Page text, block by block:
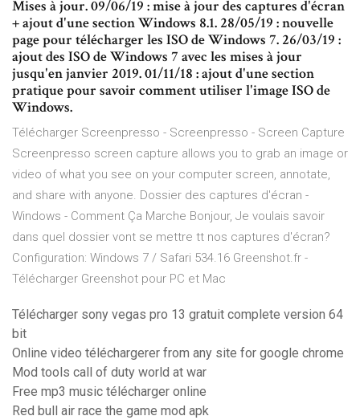
Mises à jour. 09/06/19 : mise à jour des captures d'écran
+ ajout d'une section Windows 8.1. 28/05/19 : nouvelle
page pour télécharger les ISO de Windows 7. 26/03/19 :
ajout des ISO de Windows 7 avec les mises à jour
jusqu'en janvier 2019. 01/11/18 : ajout d'une section
pratique pour savoir comment utiliser l'image ISO de
Windows.
Télécharger Screenpresso - Screenpresso - Screen Capture
Screenpresso screen capture allows you to grab an image or
video of what you see on your computer screen, annotate,
and share with anyone. Dossier des captures d'écran -
Windows - Comment Ça Marche Bonjour, Je voulais savoir
dans quel dossier vont se mettre tt nos captures d'écran?
Configuration: Windows 7 / Safari 534.16 Greenshot.fr -
Télécharger Greenshot pour PC et Mac
Télécharger sony vegas pro 13 gratuit complete version 64
bit
Online video téléchargerer from any site for google chrome
Mod tools call of duty world at war
Free mp3 music télécharger online
Red bull air race the game mod apk